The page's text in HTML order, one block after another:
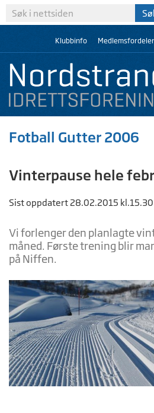
Klubbinfo Medlemsfordeler
Fotball Gutter 2006
Vinterpause hele
Sist oppdatert 28.02.2015 kl.15.30
Vi forlenger den planlagte
måned. Første trening blir
på Niffen.